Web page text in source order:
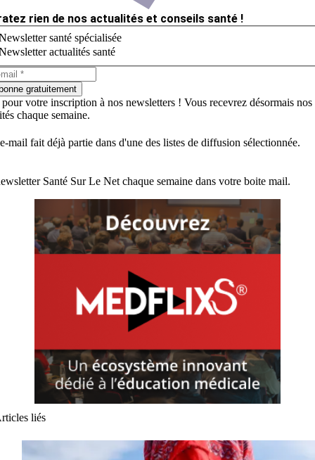
rien de nos actualités et conseils santé !
santé spécialisée
actualités santé
gratuitement
votre inscription à nos newsletters ! Vous recevrez désormais nos
chaque semaine.
mail fait déjà partie dans d'une des listes de diffusion sélectionnée.
Santé Sur Le Net chaque semaine dans votre boite mail.
liés